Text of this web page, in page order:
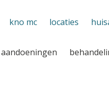
kno mc locaties
aandoeningen